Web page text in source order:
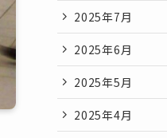
2025年7月
2025年6月
2025年5月
2025年4月